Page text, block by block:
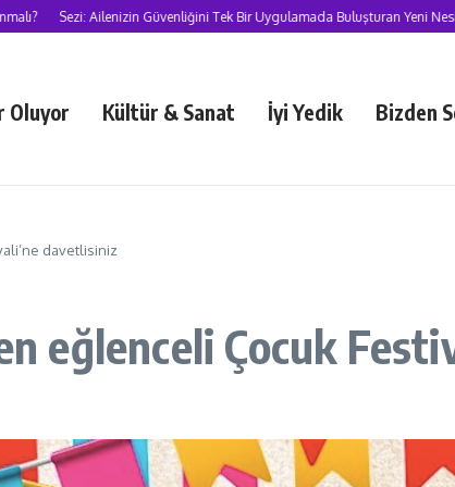
Sezi: Ailenizin Güvenliğini Tek Bir Uygulamada Buluşturan Yeni Nesil
Oluyor Kültür & Sanat İyi Yedik Bizden
davetlisiniz
eğlenceli Çocuk